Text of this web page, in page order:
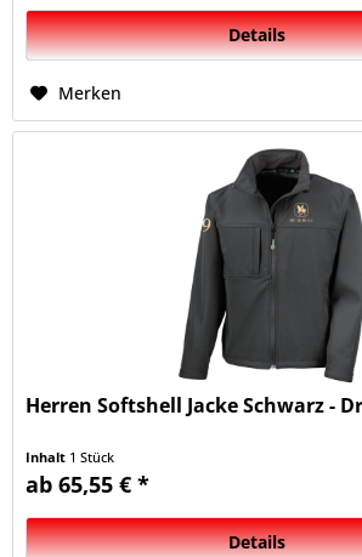
Details
Merken
Herren Softshell Jacke Schwarz -
Inhalt 1 Stück
ab 65,55 € *
Details